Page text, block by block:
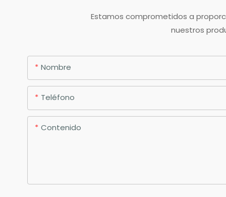
Estamos comprometidos a
nuestros
Nombre
Teléfono
Contenido